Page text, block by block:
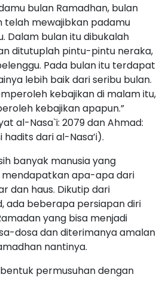
bulan Ramadhan, bulan
telah mewajibkan padamu
Dalam bulan itu dibukalah
ditutuplah pintu-pintu neraka,
Pada bulan itu terdapat
lebih baik dari seribu bulan.
kebajikan di malam itu,
kebajikan apapun.”
al-Nasa`i: 2079 dan Ahmad:
hadits dari al-Nasa’i).
banyak manusia yang
apa-apa dari
dan haus. Dikutip dari
ada beberapa persiapan diri
yang bisa menjadi
dosa dan diterimanya amalan
nantinya.
permusuhan dengan